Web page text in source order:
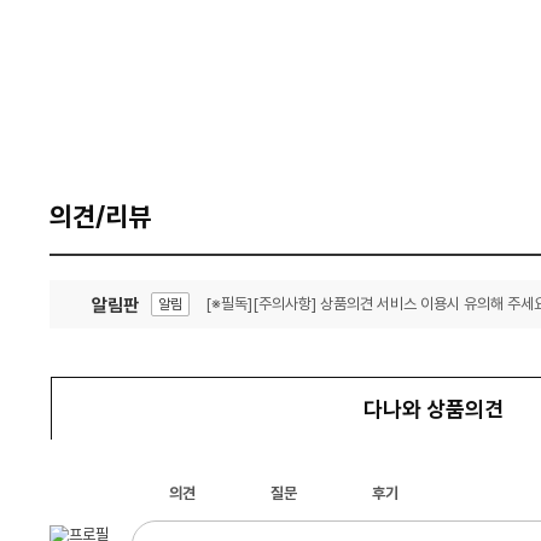
의견/리뷰
알림판 알림 [※필독][주의사항] 상품의견 서비스 이용시 유의해 주세
다나와 상품의견
의견 질문 후기